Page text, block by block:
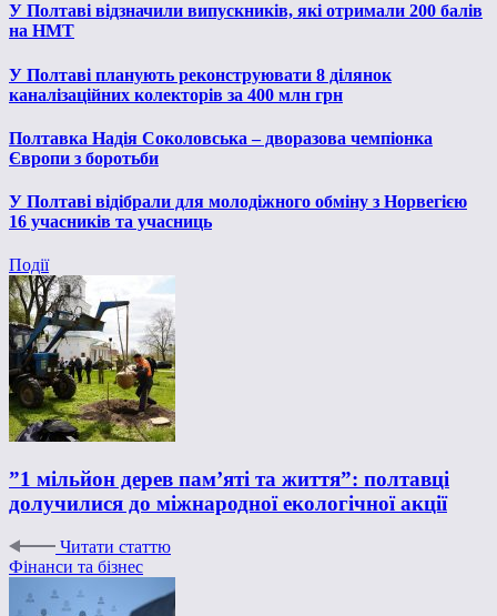
У Полтаві відзначили випускників, які отримали 200 балів
на НМТ
У Полтаві планують реконструювати 8 ділянок
каналізаційних колекторів за 400 млн грн
Полтавка Надія Соколовська – дворазова чемпіонка
Європи з боротьби
У Полтаві відібрали для молодіжного обміну з Норвегією
16 учасників та учасниць
Події
”1 мільйон дерев пам’яті та життя”: полтавці
долучилися до міжнародної екологічної акції
Читати статтю
Фінанси та бізнес